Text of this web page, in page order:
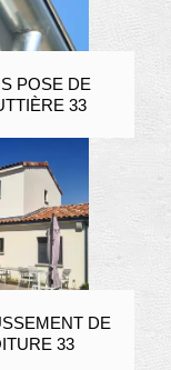
POSE DE
33
DE
33